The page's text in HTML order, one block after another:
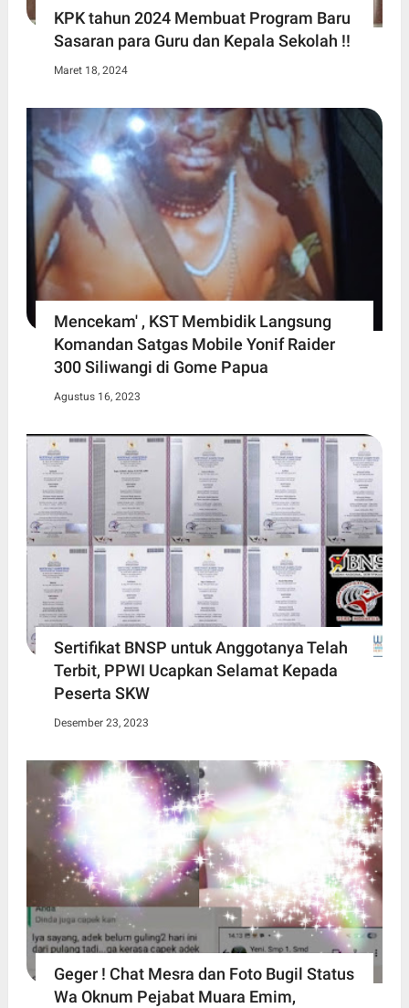
KPK tahun 2024 Membuat Program Baru
Sasaran para Guru dan Kepala Sekolah !!
Maret 18, 2024
Mencekam' , KST Membidik Langsung
Komandan Satgas Mobile Yonif Raider
300 Siliwangi di Gome Papua
Agustus 16, 2023
Sertifikat BNSP untuk Anggotanya Telah
Terbit, PPWI Ucapkan Selamat Kepada
Peserta SKW
Desember 23, 2023
Geger ! Chat Mesra dan Foto Bugil Status
Wa Oknum Pejabat Muara Emim,